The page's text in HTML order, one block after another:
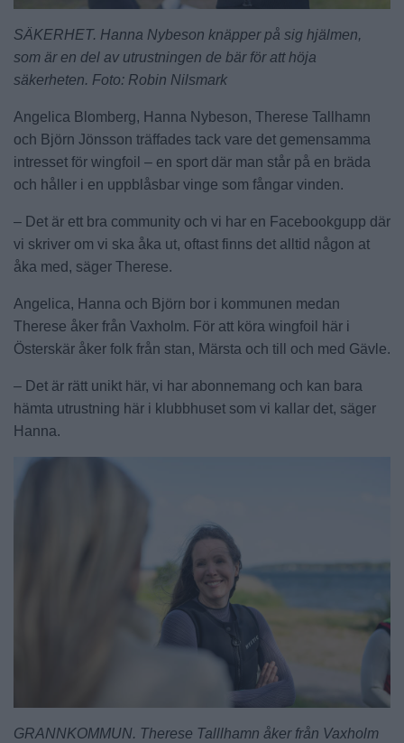
SÄKERHET. Hanna Nybeson knäpper på sig hjälmen,
som är en del av utrustningen de bär för att höja
säkerheten. Foto: Robin Nilsmark
Angelica Blomberg, Hanna Nybeson, Therese Tallhamn
och Björn Jönsson träffades tack vare det gemensamma
intresset för wingfoil – en sport där man står på en bräda
och håller i en uppblåsbar vinge som fångar vinden.
– Det är ett bra community och vi har en Facebookgupp där
vi skriver om vi ska åka ut, oftast finns det alltid någon at
åka med, säger Therese.
Angelica, Hanna och Björn bor i kommunen medan
Therese åker från Vaxholm. För att köra wingfoil här i
Österskär åker folk från stan, Märsta och till och med Gävle.
– Det är rätt unikt här, vi har abonnemang och kan bara
hämta utrustning här i klubbhuset som vi kallar det, säger
Hanna.
GRANNKOMMUN. Therese Talllhamn åker från Vaxholm